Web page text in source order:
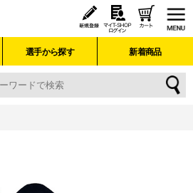
選手から探す 新着商品